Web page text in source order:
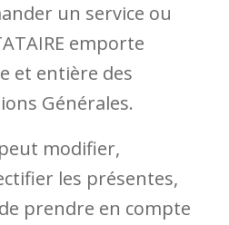
un service ou
emporte
et entière des
Générales.
peut modifier,
les présentes,
prendre en compte